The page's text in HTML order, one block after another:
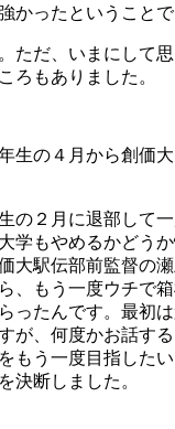
かったということで
ただ、いまにして
ろもありました。
生の４月から創価
の２月に退部して
学もやめるかどうか
大駅伝部前監督の瀬
、もう一度ウチで
ったんです。最初
が、何度かお話す
もう一度目指した
決断しました。